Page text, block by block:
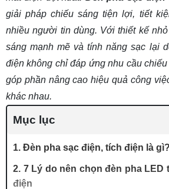
giải pháp chiếu sáng tiện lợi, tiết
nhiều người tin dùng. Với thiết kế
sáng mạnh mẽ và tính năng sạc lại
điện không chỉ đáp ứng nhu cầu
góp phần nâng cao hiệu quả công
khác nhau.
Mục lục
1. Đèn pha sạc điện, tích điện là gì?
2. 7 Lý do nên chọn đèn pha LED
điện